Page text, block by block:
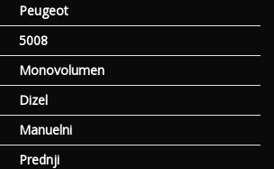
Peugeot
5008
Monovolumen
Dizel
Manuelni
Prednji